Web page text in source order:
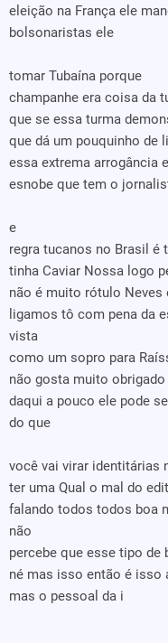
eleição na França ele
bolsonaristas ele
tomar Tubaína porque
champanhe era coisa da
que se essa turma
que dá um pouquinho de
essa extrema arrogância
esnobe que tem o
e
regra tucanos no Brasil é
tinha Caviar Nossa logo
não é muito rótulo Neves
ligamos tô com pena da
vista
como um sopro para
não gosta muito
daqui a pouco ele pode
do que
você vai virar identitárias
ter uma Qual o mal do
falando todos todos boa
não
percebe que esse tipo de
né mas isso então é isso
mas o pessoal da i